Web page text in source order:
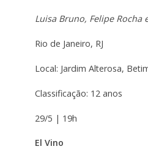
Luisa Bruno, Felipe Rocha
Rio de Janeiro, RJ
Local: Jardim Alterosa,
Classificação: 12 anos
29/5 | 19h
El Vino